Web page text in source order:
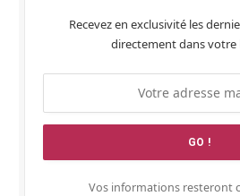
Recevez en exclusivité les
directement dans votre
Vos informations resteront